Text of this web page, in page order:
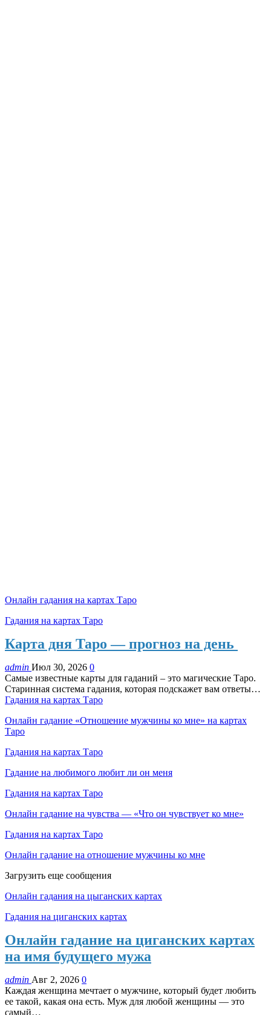
Онлайн гадания на картах Таро
Гадания на картах Таро
Карта дня Таро — прогноз на день
admin Июл 30, 2026 0
Самые известные карты для гаданий – это магические Таро.
Старинная система гадания, которая подскажет вам ответы…
Гадания на картах Таро
Онлайн гадание «Отношение мужчины ко мне» на картах
Таро
Гадания на картах Таро
Гадание на любимого любит ли он меня
Гадания на картах Таро
Онлайн гадание на чувства — «Что он чувствует ко мне»
Гадания на картах Таро
Онлайн гадание на отношение мужчины ко мне
Загрузить еще сообщения
Онлайн гадания на цыганских картах
Гадания на циганских картах
Онлайн гадание на циганских картах
на имя будущего мужа
admin Авг 2, 2026 0
Каждая женщина мечтает о мужчине, который будет любить
ее такой, какая она есть. Муж для любой женщины — это
самый…